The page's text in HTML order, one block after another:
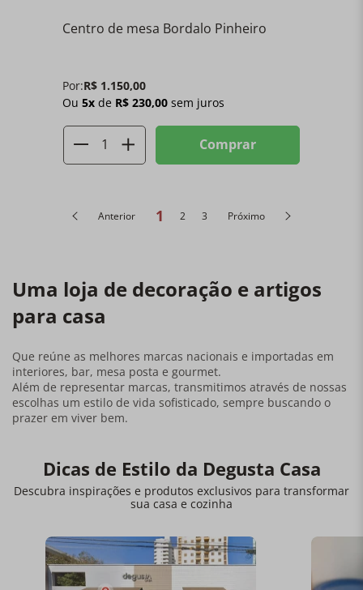
Centro de mesa Bordalo Pinheiro
Por:R$ 1.150,00
Ou 5x de R$ 230,00 sem juros
Comprar
Anterior 1 2 3 Próximo
Uma loja de decoração e artigos
para casa
Que reúne as melhores marcas nacionais e importadas em
interiores, bar, mesa posta e gourmet.
Além de representar marcas, transmitimos através de nossas
escolhas um estilo de vida sofisticado, sempre buscando o
prazer em viver bem.
Dicas de Estilo da Degusta Casa
Descubra inspirações e produtos exclusivos para transformar
sua casa e cozinha